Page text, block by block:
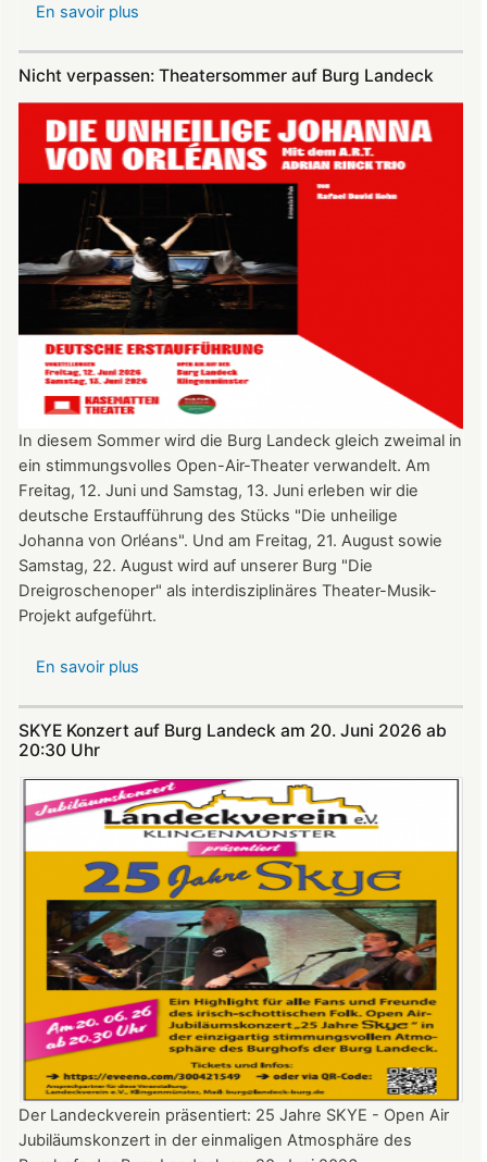
En savoir plus
4.
2026
nach
Freiburg
Nicht verpassen: Theatersommer auf Burg Landeck
In diesem Sommer wird die Burg Landeck gleich zweimal in
ein stimmungsvolles Open-Air-Theater verwandelt. Am
Freitag, 12. Juni und Samstag, 13. Juni erleben wir die
deutsche Erstaufführung des Stücks "Die unheilige
Johanna von Orléans". Und am Freitag, 21. August sowie
Samstag, 22. August wird auf unserer Burg "Die
Dreigroschenoper" als interdisziplinäres Theater-Musik-
Projekt aufgeführt.
En savoir plus
Theatersommer
Burg
Landeck
SKYE Konzert auf Burg Landeck am 20. Juni 2026 ab
20:30 Uhr​​​​​​​​​​​​​​
Der Landeckverein präsentiert: 25 Jahre SKYE - Open Air
Jubiläumskonzert in der einmaligen Atmosphäre des